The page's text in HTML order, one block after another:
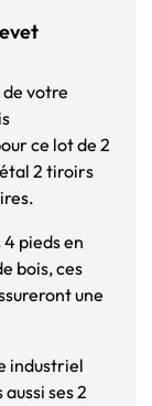
votre
ce lot de 2
2 tiroirs
pieds en
bois, ces
une
industriel
ses 2